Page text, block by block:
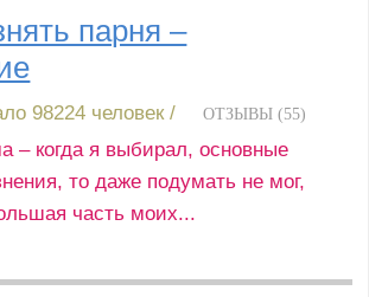
парня –
98224 человек / ОТЗЫВЫ (55)
– когда я выбирал, основные
то даже подумать не мог,
часть моих...